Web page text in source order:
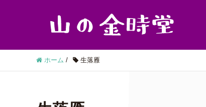
ホーム / 生落雁